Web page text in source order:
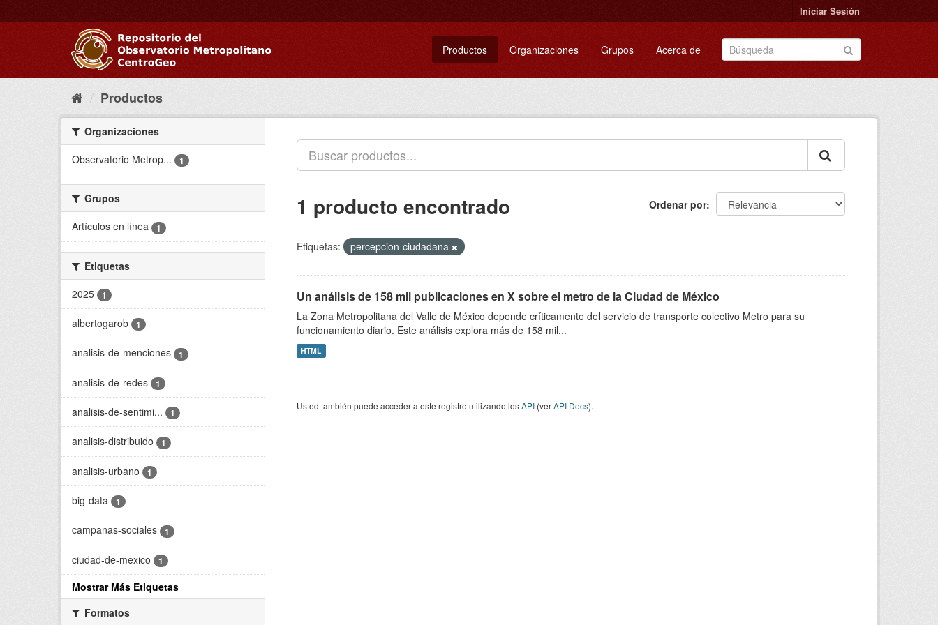
al
Iniciar Sesión
Productos Organizaciones Grupos Acerca de
Productos
Organizaciones
Observatorio Metrop...
1
Grupos
Artículos en línea
1
Etiquetas
2025
1
albertogarob 1
analisis-de-menciones 1
analisis-de-redes 1
analisis-de-sentimi... 1
analisis-distribuido 1
analisis-urbano 1
big-data 1
campanas-sociales 1
ciudad-de-mexico 1
Mostrar Más Etiquetas
Formatos
Ordenar por
1 producto encontrado
Etiquetas: percepcion-ciudadana
Un análisis de 158 mil publicaciones en X sobre el metro de la Ciudad de México
La Zona Metropolitana del Valle de México depende críticamente del servicio de transporte colectivo Metro para su
funcionamiento diario. Este análisis explora más de 158 mil...
HTML
Usted también puede acceder a este registro utilizando losAPI (verAPI Docs).